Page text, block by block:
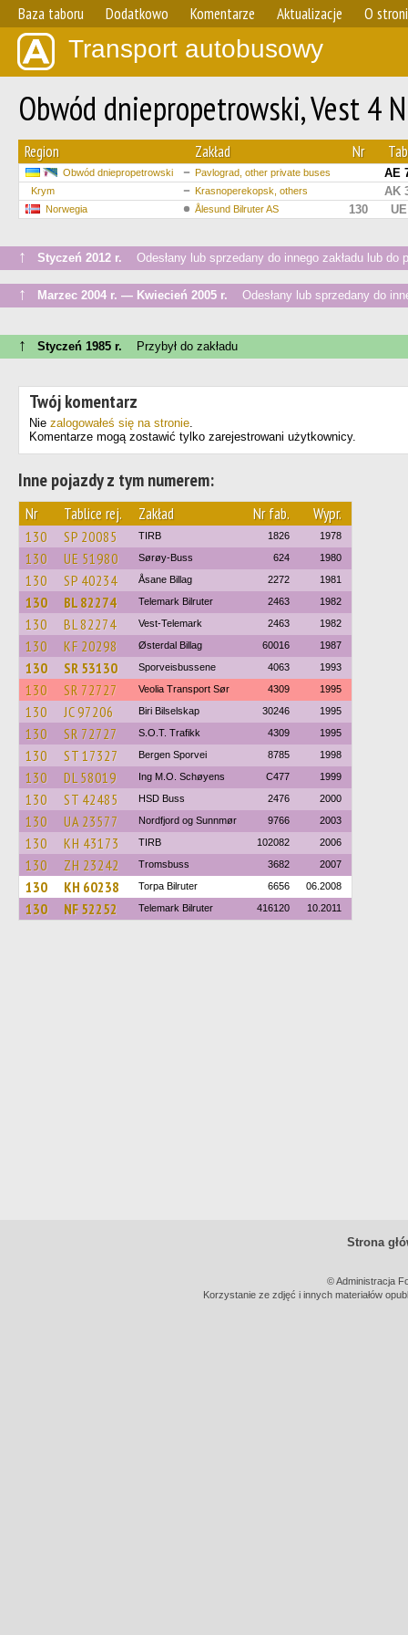
Baza taboru Dodatkowo Komentarze Aktualizacje O
Transport autobusowy
Obwód dniepropetrowski, Vest 4
Region Zakład Nr
Obwód dniepropetrowski Pavlograd, other private buses AE
Krym Krasnoperekopsk, others AK
Norwegia Ålesund Bilruter AS 130
↑ Styczeń 2012 r. Odesłany lub sprzedany do innego zakładu lub do
↑ Marzec 2004 r. — Kwiecień 2005 r. Odesłany lub sprzedany do
↑ Styczeń 1985 r. Przybył do zakładu
Twój komentarz
Nie zalogowałeś się na stronie.
Komentarze mogą zostawić tylko zarejestrowani użytkownicy.
Inne pojazdy z tym numerem:
Nr Tablice rej. Zakład Nr fab. Wypr.
130 SP 20085 TIRB 1826 1978
130 UE 51980 Sørøy-Buss 624 1980
130 SP 40234 Åsane Billag 2272 1981
130 BL 82274 Telemark Bilruter 2463 1982
130 BL 82274 Vest-Telemark 2463 1982
130 KF 20298 Østerdal Billag 60016 1987
130 SR 53130 Sporveisbussene 4063 1993
130 SR 72727 Veolia Transport Sør 4309 1995
130 JC 97206 Biri Bilselskap 30246 1995
130 SR 72727 S.O.T. Trafikk 4309 1995
130 ST 17327 Bergen Sporvei 8785 1998
130 DL 58019 Ing M.O. Schøyens C477 1999
130 ST 42485 HSD Buss 2476 2000
130 UA 23577 Nordfjord og Sunnmør 9766 2003
130 KH 43173 TIRB 102082 2006
130 ZH 23242 Tromsbuss 3682 2007
130 KH 60238 Torpa Bilruter 6656 06.2008
130 NF 52252 Telemark Bilruter 416120 10.2011
Strona
© Administracja
Korzystanie ze zdjęć i innych materiałów